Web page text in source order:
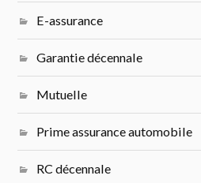
E-assurance
Garantie décennale
Mutuelle
Prime assurance automobile
RC décennale